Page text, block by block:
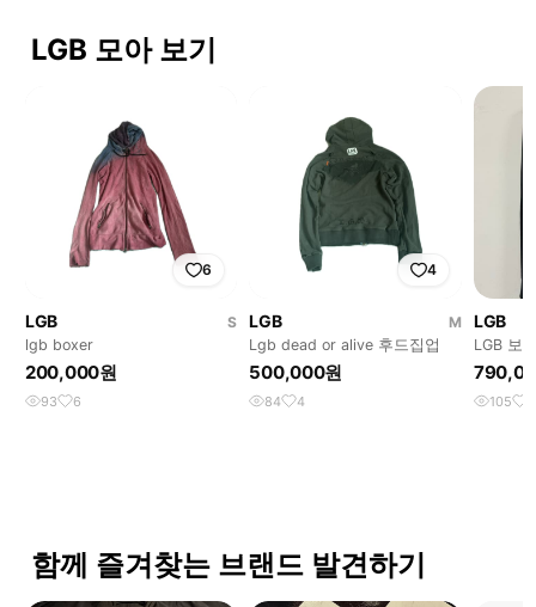
LGB 모아 보기
6
LGB
S
lgb boxer
200,000원
93 6
4
LGB
M
Lgb dead or alive 후드집업
500,000원
84 4
LGB
LGB 보
105
함께 즐겨찾는 브랜드 발견하기